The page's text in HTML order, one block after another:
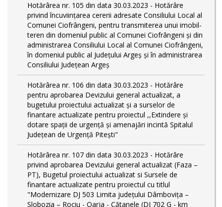
Hotărârea nr. 105 din data 30.03.2023 - Hotărâre
privind încuviințarea cererii adresate Consiliului Local al
Comunei Ciofrângeni, pentru transmiterea unui imobil-
teren din domeniul public al Comunei Ciofrângeni și din
administrarea Consiliului Local al Comunei Ciofrângeni,
în domeniul public al Județului Argeș și în administrarea
Consiliului Județean Argeș
Hotărârea nr. 106 din data 30.03.2023 - Hotărâre
pentru aprobarea Devizului general actualizat, a
bugetului proiectului actualizat și a surselor de
finantare actualizate pentru proiectul ,,Extindere și
dotare spații de urgență și amenajări incintă Spitalul
Județean de Urgență Pitești"
Hotărârea nr. 107 din data 30.03.2023 - Hotărâre
privind aprobarea Devizului general actualizat (Faza –
PT), Bugetul proiectului actualizat si Sursele de
finantare actualizate pentru proiectul cu titlul
"Modernizare DJ 503 Limita județului Dâmbovița –
Slobozia – Rociu - Oarja - Cătanele (DJ 702 G - km